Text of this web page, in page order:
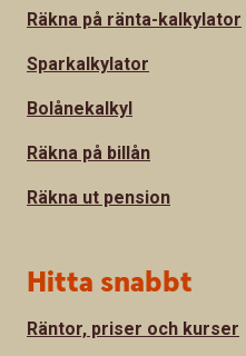
Räkna på ränta-kalkylator
Sparkalkylator
Bolånekalkyl
Räkna på billån
Räkna ut pension
Hitta snabbt
Räntor, priser och kurser